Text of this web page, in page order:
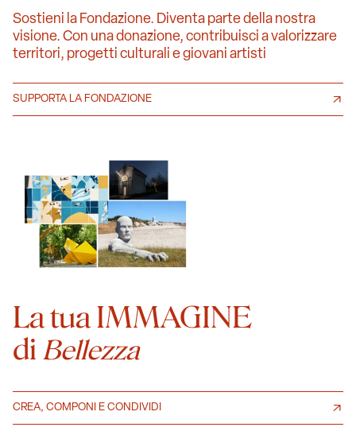
Sostieni la Fondazione. Diventa parte della nostra
visione. Con una donazione, contribuisci a valorizzare
territori, progetti culturali e giovani artisti
SUPPORTA LA FONDAZIONE
La tua IMMAGINE
di Bellezza
CREA, COMPONI E CONDIVIDI